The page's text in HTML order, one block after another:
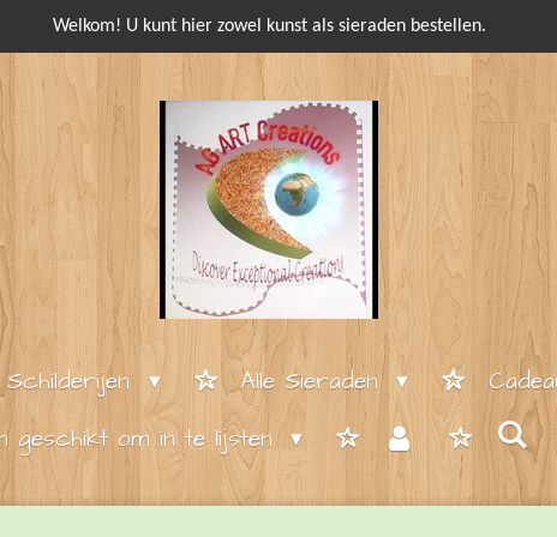
Welkom! U kunt hier zowel kunst als sieraden bestellen.
Schilderijen Alle Sieraden
geschikt om in te lijsten